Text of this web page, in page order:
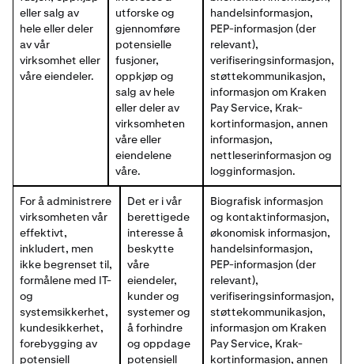
eller salg av
hele eller deler
av vår
virksomhet eller
våre eiendeler.
utforske og
gjennomføre
potensielle
fusjoner,
oppkjøp og
salg av hele
eller deler av
virksomheten
våre eller
eiendelene
våre.
handelsinformasjon,
PEP-informasjon (der
relevant),
verifiseringsinformasjon,
støttekommunikasjon,
informasjon om Kraken
Pay Service, Krak-
kortinformasjon, annen
informasjon,
nettleserinformasjon og
logginformasjon.
For å administrere
virksomheten vår
effektivt,
inkludert, men
ikke begrenset til,
formålene med IT-
og
systemsikkerhet,
kundesikkerhet,
forebygging av
potensiell
Det er i vår
berettigede
interesse å
beskytte
våre
eiendeler,
kunder og
systemer og
å forhindre
og oppdage
potensiell
Biografisk informasjon
og kontaktinformasjon,
økonomisk informasjon,
handelsinformasjon,
PEP-informasjon (der
relevant),
verifiseringsinformasjon,
støttekommunikasjon,
informasjon om Kraken
Pay Service, Krak-
kortinformasjon, annen